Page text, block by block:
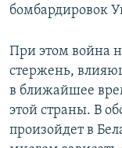
бомбардировок
При этом война
стержень,
в ближайшее
этой страны. В
произойдет в